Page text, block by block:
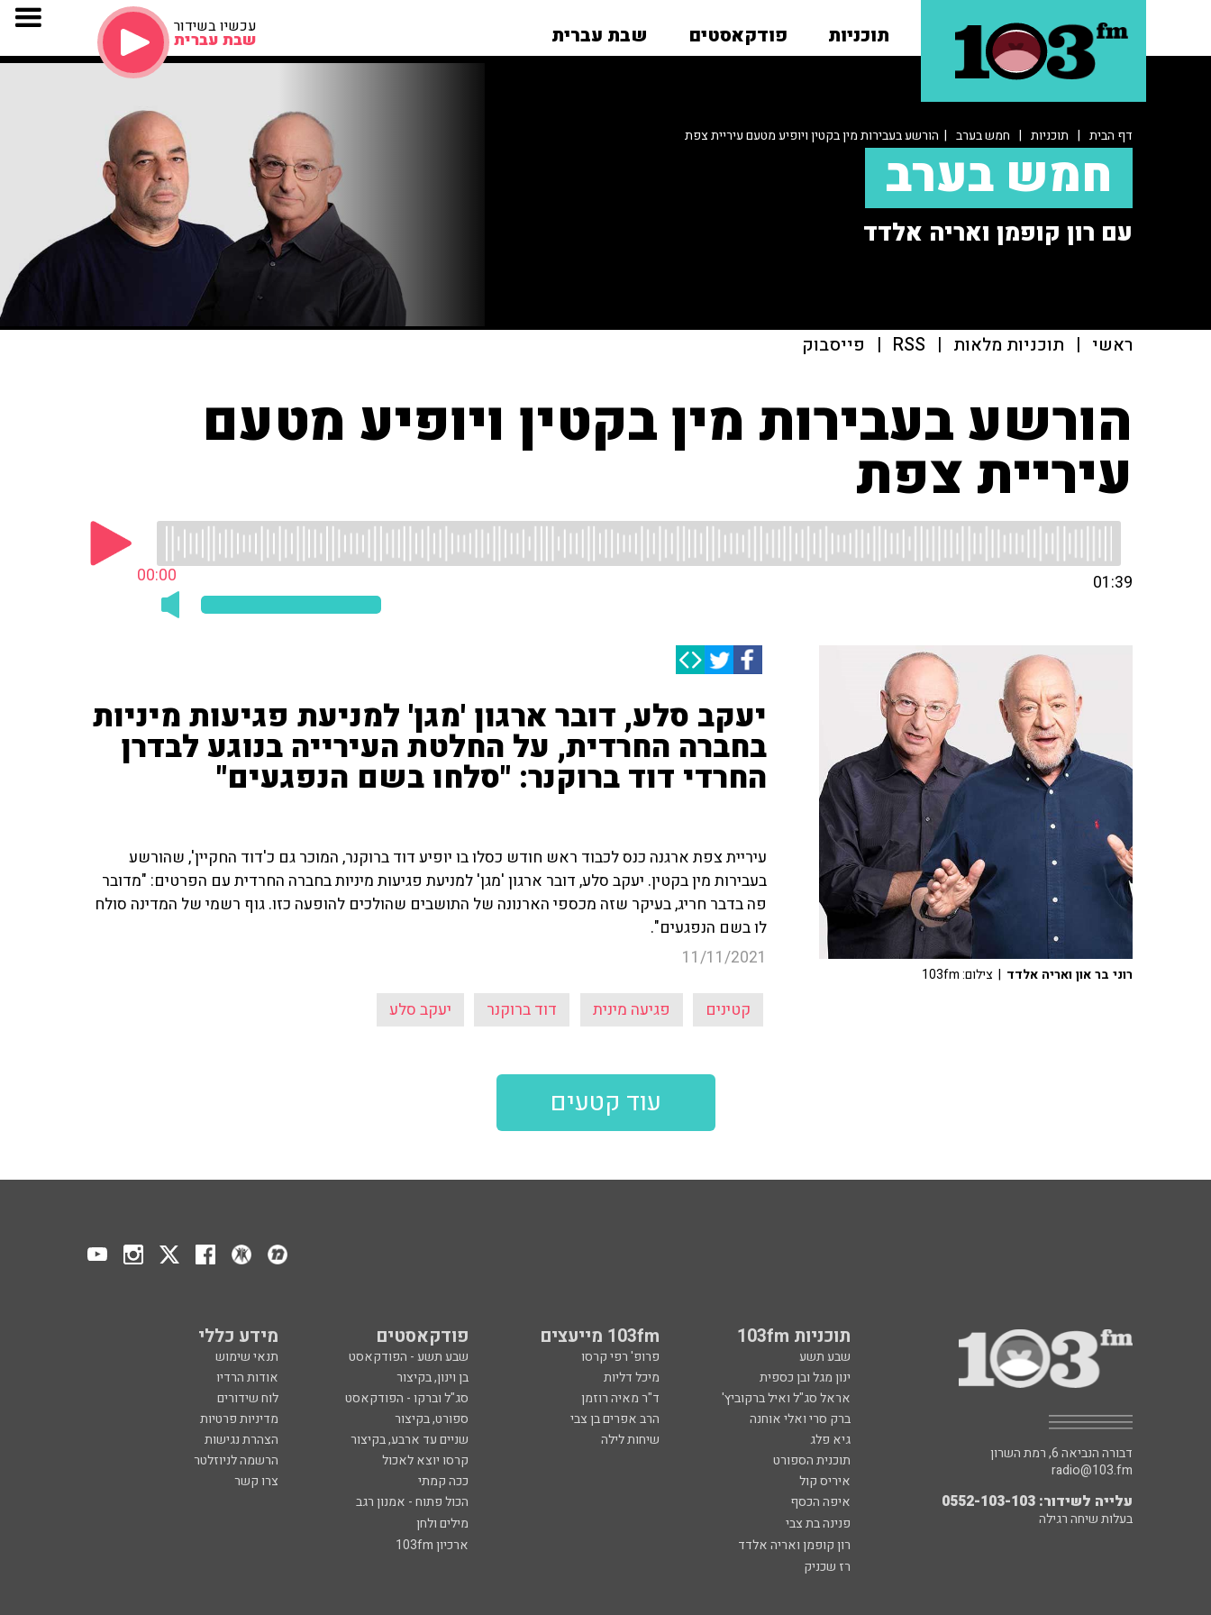
תוכניות פודקאסטים שבת עברית עכשיו בשידור
שבת עברית
דף הבית | תוכניות | חמש בערב | הורשע בעבירות מין בקטין ויופיע מטעם עיריית צפת
חמש בערב
עם רון קופמן ואריה אלדד
ראשי | תוכניות מלאות |
RSS
| פייסבוק
הורשע בעבירות מין בקטין ויופיע מטעם
עיריית צפת
00:00 01:39
יעקב סלע, דובר ארגון 'מגן' למניעת פגיעות מיניות
בחברה החרדית, על החלטת העירייה בנוגע לבדרן
החרדי דוד ברוקנר: "סלחו בשם הנפגעים"
עיריית צפת ארגנה כנס לכבוד ראש חודש כסלו בו יופיע דוד ברוקנר, המוכר גם כ'דוד החקיין', שהורשע
בעבירות מין בקטין. יעקב סלע, דובר ארגון 'מגן' למניעת פגיעות מיניות בחברה החרדית עם הפרטים: "מדובר
פה בדבר חריג, בעיקר שזה מכספי הארנונה של התושבים שהולכים להופעה כזו. גוף רשמי של המדינה סולח
לו בשם הנפגעים".
11/11/2021
קטינים פגיעה מינית דוד ברוקנר יעקב סלע
רוני בר און ואריה אלדד | צילום: 103fm
עוד קטעים
תוכניות 103fm 103fm מייעצים פודקאסטים מידע כללי
שבע תשע פרופ' רפי קרסו שבע תשע - הפודקאסט
תנאי שימוש
ינון מגל ובן כספית
מיכל דליות בן וינון, בקיצור
אודות הרדיו
אראל סג"ל ואיל ברקוביץ'
ד"ר מאיה רוזמן סג"ל וברקו - הפודקאסט
לוח שידורים
ברק סרי ואלי אוחנה
הרב אפרים בן צבי ספורט, בקיצור
מדיניות פרטיות
גיא פלג
שיחות לילה שניים עד ארבע, בקיצור
הצהרת נגישות
תוכנית הספורט
קרסו יוצא לאכול
הרשמה לניוזלטר
איריס קול
ככה קמתי
צרו קשר
איפה הכסף
הכול פתוח - אמנון רגב
פנינה בת צבי
מילים ולחן
רון קופמן ואריה אלדד
ארכיון 103fm
רז שכניק
דבורה הנביאה 6, רמת השרון
radio@103.fm
עלייה לשידור: 0552-103-103
בעלות שיחה רגילה